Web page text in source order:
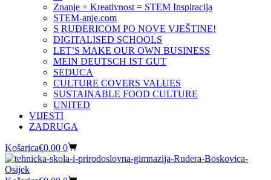
Znanje + Kreativnost = STEM Inspiracija
STEM-anje.com
S RUĐERICOM PO NOVE VJEŠTINE!
DIGITALISED SCHOOLS
LET’S MAKE OUR OWN BUSINESS
MEIN DEUTSCH IST GUT
SEDUCA
CULTURE COVERS VALUES
SUSTAINABLE FOOD CULTURE
UNITED
VIJESTI
ZADRUGA
Košarica€0.00 0